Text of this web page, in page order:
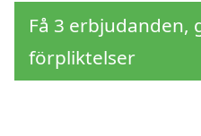
Få 3 erbjudanden,
förpliktelser